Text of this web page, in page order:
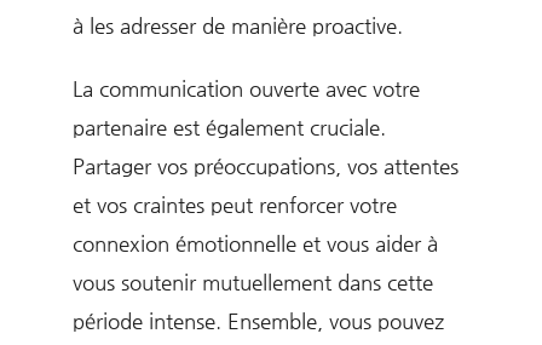
à les adresser de manière proactive.
La communication ouverte avec votre
partenaire est également cruciale.
Partager vos préoccupations, vos attentes
et vos craintes peut renforcer votre
connexion émotionnelle et vous aider à
vous soutenir mutuellement dans cette
période intense. Ensemble, vous pouvez